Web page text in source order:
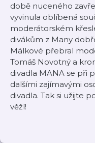
době nuceného
vyvinula oblíbená
moderátorském
divákům z Many
Málkové přebral
Tomáš Novotný a
divadla MANA se při
dalšími zajímavými
divadla. Tak si užijte
věží!